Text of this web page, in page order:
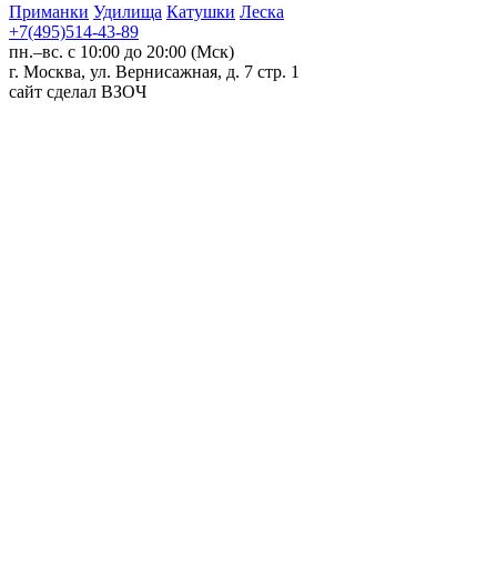
Приманки Удилища Катушки Леска
+7(495)514-43-89
пн.–вс. с 10:00 до 20:00 (Мск)
г. Москва, ул. Вернисажная, д. 7 стр. 1
сайт сделал ВЗОЧ